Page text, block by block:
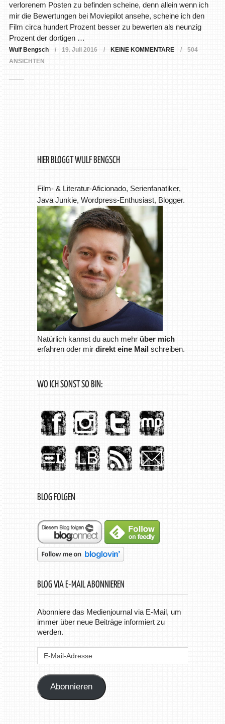
verlorenem Posten zu befinden scheine, denn allein wenn ich
mir die Bewertungen bei Moviepilot ansehe, scheine ich den
Film circa hundert Prozent besser zu bewerten als neunzig
Prozent der dortigen …
Wulf Bengsch 19. Juli 2016 KEINE KOMMENTARE
504
ANSICHTEN
HIER BLOGGT WULF BENGSCH
Film- & Literatur-Aficionado, Serienfanatiker,
Java Junkie, Wordpress-Enthusiast, Blogger.
Natürlich kannst du auch mehr über mich
erfahren oder mir direkt eine Mailschreiben.
WO ICH SONST SO BIN:
BLOG FOLGEN
BLOG VIA E-MAIL ABONNIEREN
Abonniere das Medienjournal via E-Mail, um
immer über neue Beiträge informiert zu
werden.
Abonnieren